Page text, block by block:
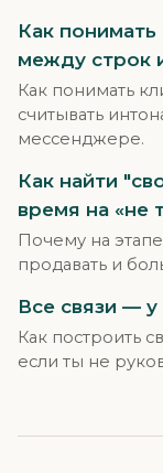
Как понимать
между строк
Как понимать
считывать
мессенджере.
Как найти
время на «не
Почему на
продавать и
Все связи —
Как построить
если ты не